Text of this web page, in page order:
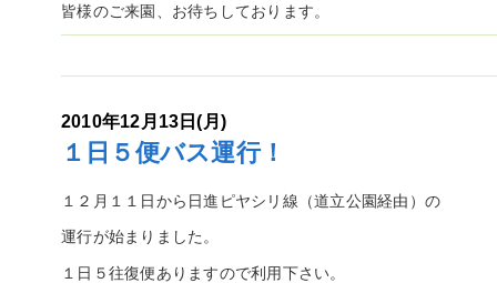
皆様のご来園、お待ちしております。
2010年12月13日(月)
１日５便バス運行！
１２月１１日から日進ピヤシリ線（道立公園経由）の
運行が始まりました。
１日５往復便ありますので利用下さい。